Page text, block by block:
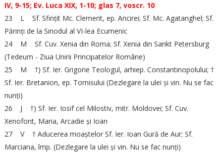
IV, 9-15; Ev. Luca XIX, 1-10; glas 7, voscr. 10
23 L Sf. Sfințit Mc. Clement, ep. Ancirei; Sf. Mc. Agatanghel; Sf.
Părinți de la Sinodul al VI-lea Ecumenic
24 M Sf. Cuv. Xenia din Roma; Sf. Xenia din Sankt Petersburg
(Tedeum - Ziua Unirii Principatelor Române)
25 M †) Sf. Ier. Grigorie Teologul, arhiep. Constantinopolului; †
Sf. Ier. Bretanion, ep. Tomisului (Dezlegare la ulei și vin. Nu se fac
nunți)
26 J †) Sf. Ier. Iosif cel Milostiv, mitr. Moldovei; Sf. Cuv.
Xenofont, Maria, Arcadie și Ioan
27 V † Aducerea moaștelor Sf. Ier. Ioan Gură de Aur; Sf.
Marciana, împ. (Dezlegare la ulei și vin. Nu se fac nunți)